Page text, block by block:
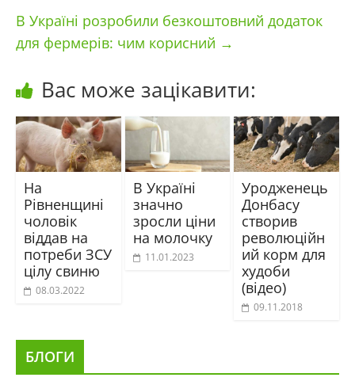
В Україні розробили безкоштовний додаток
для фермерів: чим корисний →
Вас може зацікавити:
На
Рівненщині
чоловік
віддав на
потреби ЗСУ
цілу свиню
08.03.2022
В Україні
значно
зросли ціни
на молочку
11.01.2023
Уродженець
Донбасу
створив
революційн
ий корм для
худоби
(відео)
09.11.2018
БЛОГИ